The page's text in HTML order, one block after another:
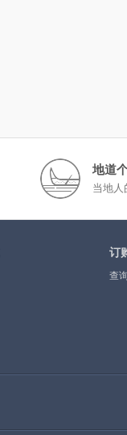
地道
当地人
订
查